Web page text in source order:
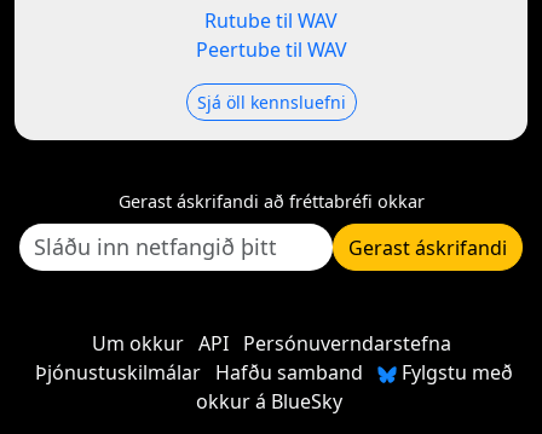
Rutube til WAV
Peertube til WAV
Sjá öll kennsluefni
Gerast áskrifandi að fréttabréfi okkar
Gerast áskrifandi
Um okkur API
Persónuverndarstefna
Þjónustuskilmálar
Hafðu samband
Fylgstu með
okkur á BlueSky